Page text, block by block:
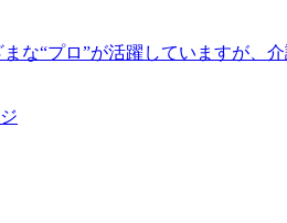
な“プロ”が活躍していますが